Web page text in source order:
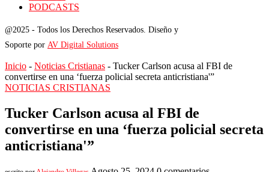
PODCASTS
@2025 - Todos los Derechos Reservados. Diseño y
Soporte por AV Digital Solutions
Inicio - Noticias Cristianas - Tucker Carlson acusa al FBI de
convertirse en una ‘fuerza policial secreta anticristiana'”
NOTICIAS CRISTIANAS
Tucker Carlson acusa al FBI de
convertirse en una ‘fuerza policial secreta
anticristiana'”